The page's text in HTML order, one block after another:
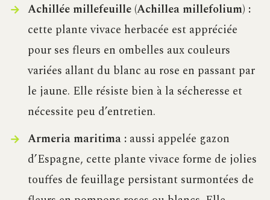
Achillée millefeuille (Achillea millefolium) :
cette plante vivace herbacée est appréciée
pour ses fleurs en ombelles aux couleurs
variées allant du blanc au rose en passant par
le jaune. Elle résiste bien à la sécheresse et
nécessite peu d’entretien.
Armeria maritima :aussi appelée gazon
d’Espagne, cette plante vivace forme de jolies
touffes de feuillage persistant surmontées de